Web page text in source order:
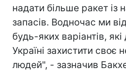
надати більше ракет із
запасів. Водночас ми
будь-яких варіантів,
Україні захистити своє
людей", - зазначив